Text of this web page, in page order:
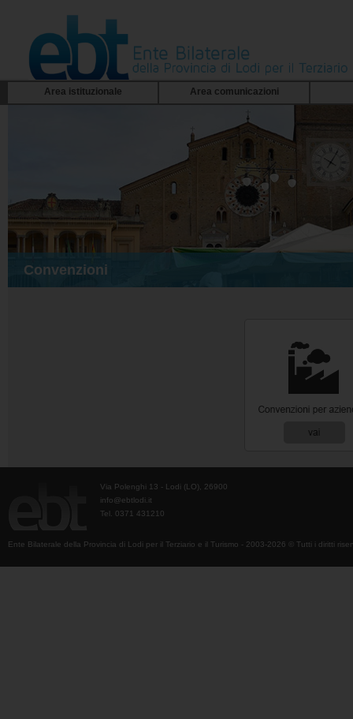
Area istituzionale Area comunicazioni
Convenzioni
Via Polenghi 13 - Lodi (LO), 26900
info@ebtlodi.it
Tel. 0371 431210
Ente Bilaterale della Provincia di Lodi per il Terziario e il Turismo - 2003-2026 © Tutti i diritti